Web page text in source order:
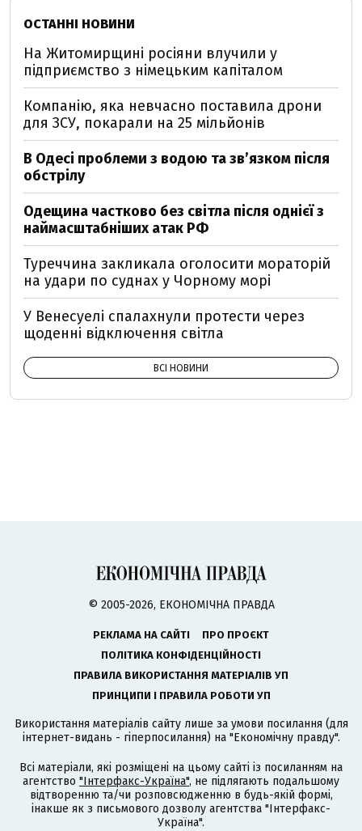
ОСТАННІ НОВИНИ
На Житомирщині росіяни влучили у
підприємство з німецьким капіталом
Компанію, яка невчасно поставила дрони
для ЗСУ, покарали на 25 мільйонів
В Одесі проблеми з водою та звʼязком після
обстрілу
Одещина частково без світла після однієї з
наймасштабніших атак РФ
Туреччина закликала оголосити мораторій
на удари по суднах у Чорному морі
У Венесуелі спалахнули протести через
щоденні відключення світла
ВСІ НОВИНИ
© 2005-2026, ЕКОНОМІЧНА ПРАВДА
РЕКЛАМА НА САЙТІ
ПРО ПРОЄКТ
ПОЛІТИКА КОНФІДЕНЦІЙНОСТІ
ПРАВИЛА ВИКОРИСТАННЯ МАТЕРІАЛІВ УП
ПРИНЦИПИ І ПРАВИЛА РОБОТИ УП
Використання матеріалів сайту лише за умови посилання (для
інтернет-видань - гіперпосилання) на "Економічну правду".
Всі матеріали, які розміщені на цьому сайті із посиланням на
агентство "Інтерфакс-Україна", не підлягають подальшому
відтворенню та/чи розповсюдженню в будь-якій формі,
інакше як з письмового дозволу агентства "Інтерфакс-
Україна".